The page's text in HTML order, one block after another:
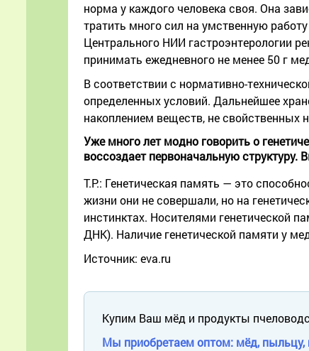
норма у каждого человека своя. Она
тратить много сил на умственную
Центрального НИИ гастроэнтерологии
принимать ежедневного не менее 50 г
В соответствии с нормативно-
определенных условий. Дальнейшее
накоплением веществ, не свойственных
Уже много лет модно говорить о
воссоздает первоначальную
Т.Р.: Генетическая память — это
жизни они не совершали, но на
инстинктах. Носителями генетической
ДНК). Наличие генетической памяти у
Источник: eva.ru
Купим Ваш мёд и продукты
Мы приобретаем оптом: мёд, пыльцу,